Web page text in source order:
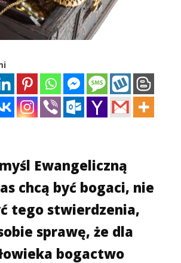
Ewangeliczną
chcą być bogaci, nie
tego stwierdzenia,
sprawę, że dla
bogactwo